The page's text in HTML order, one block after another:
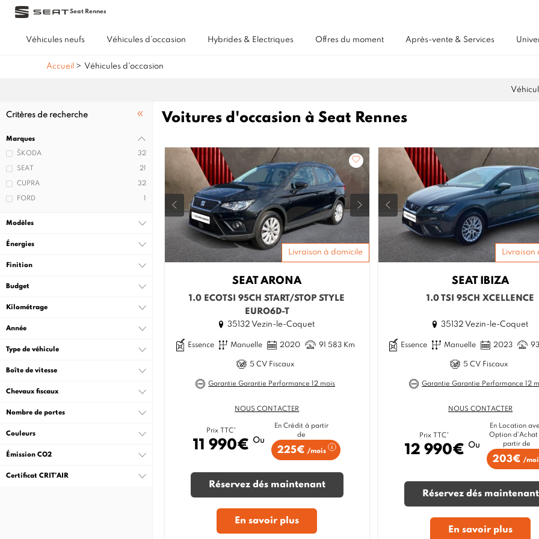
Seat Rennes
Véhicules neufs Véhicules d’occasion Hybrides & Electriques Offres du moment Après-vente & Services
Accueil > Véhicules d'occasion
Critères de recherche
Marques
ŠKODA
32
SEAT 21
CUPRA 32
FORD 1
Modèles
Énergies
Finition
Budget
Kilométrage
Année
Type de véhicule
Boîte de vitesse
Chevaux fiscaux
Nombre de portes
Couleurs
Émission CO2
Certificat CRIT’AIR
Voitures d'occasion à Seat Rennes
Livraison à domicile
SEATARONA
1.0 ECOTSI 95CH START/STOP STYLE
EURO6D-T
35132 Vezin-le-Coquet
Essence Manuelle 2020 91 583 Km
5 CV Fiscaux
Garantie Garantie Performance 12 mois
NOUS CONTACTER
Prix TTC*
11 990€ Ou
En Crédit à partir
de
225€/mois
Réservez dés maintenant
En savoir plus
Livraison
SEAT IBIZA
1.0 TSI 95CH XCELLENCE
35132 Vezin-le-Coquet
Essence Manuelle 2023
5 CV Fiscaux
Garantie Garantie Performance 12
NOUS CONTACTER
Prix TTC*
12 990€ Ou
En Location
Option d'Achat
partir de
203€ /
Réservez dés maintenant
En savoir plus